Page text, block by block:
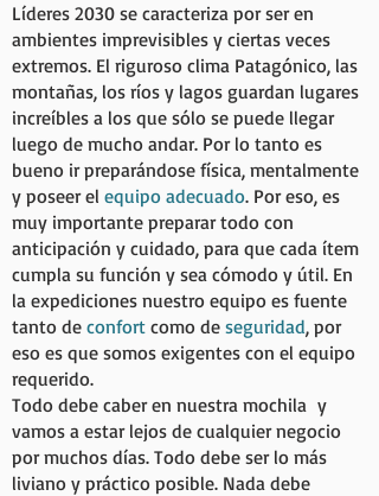
Líderes 2030 se caracteriza por ser en
ambientes imprevisibles y ciertas veces
extremos. El riguroso clima Patagónico, las
montañas, los ríos y lagos guardan lugares
increíbles a los que sólo se puede llegar
luego de mucho andar. Por lo tanto es
bueno ir preparándose física, mentalmente
y poseer el equipo adecuado. Por eso, es
muy importante preparar todo con
anticipación y cuidado, para que cada ítem
cumpla su función y sea cómodo y útil. En
la expediciones nuestro equipo es fuente
tanto de confort como de seguridad, por
eso es que somos exigentes con el equipo
requerido.
Todo debe caber en nuestra mochila y
vamos a estar lejos de cualquier negocio
por muchos días. Todo debe ser lo más
liviano y práctico posible. Nada debe